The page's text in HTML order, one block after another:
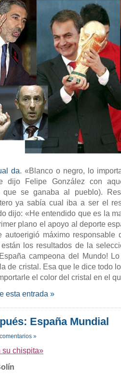
da. «Blanco o negro, lo
dijo Felipe González con
que se ganaba al pueblo).
ya sabía cual iba a ser el
dijo: «He entendido que es la
plano el apoyo al deporte
autoerigió máximo responsable
están los resultados de la
campeona del Mundo!
de cristal. Esa que le dice todo
el color del cristal en el
esta entrada »
España Mundial
»
su chispita»